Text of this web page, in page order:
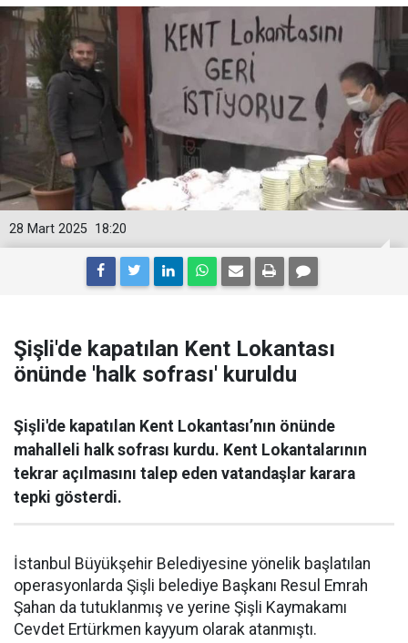
18:20
28 Mart 2025
Şişli'de kapatılan Kent Lokantası
önünde 'halk sofrası' kuruldu
Şişli'de kapatılan Kent Lokantası’nın önünde
mahalleli halk sofrası kurdu. Kent Lokantalarının
tekrar açılmasını talep eden vatandaşlar karara
tepki gösterdi.
İstanbul Büyükşehir Belediyesine yönelik başlatılan
operasyonlarda Şişli belediye Başkanı Resul Emrah
Şahan da tutuklanmış ve yerine Şişli Kaymakamı
Cevdet Ertürkmen kayyum olarak atanmıştı.